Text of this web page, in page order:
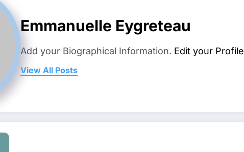
Emmanuelle Eygreteau
Add your Biographical Information. Edit your Profile
View All Posts